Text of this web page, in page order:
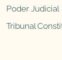
Poder Judicial
Tribunal